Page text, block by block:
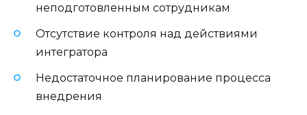
неподготовленным сотрудникам
Отсутствие контроля над действиями
интегратора
Недостаточное планирование процесса
внедрения